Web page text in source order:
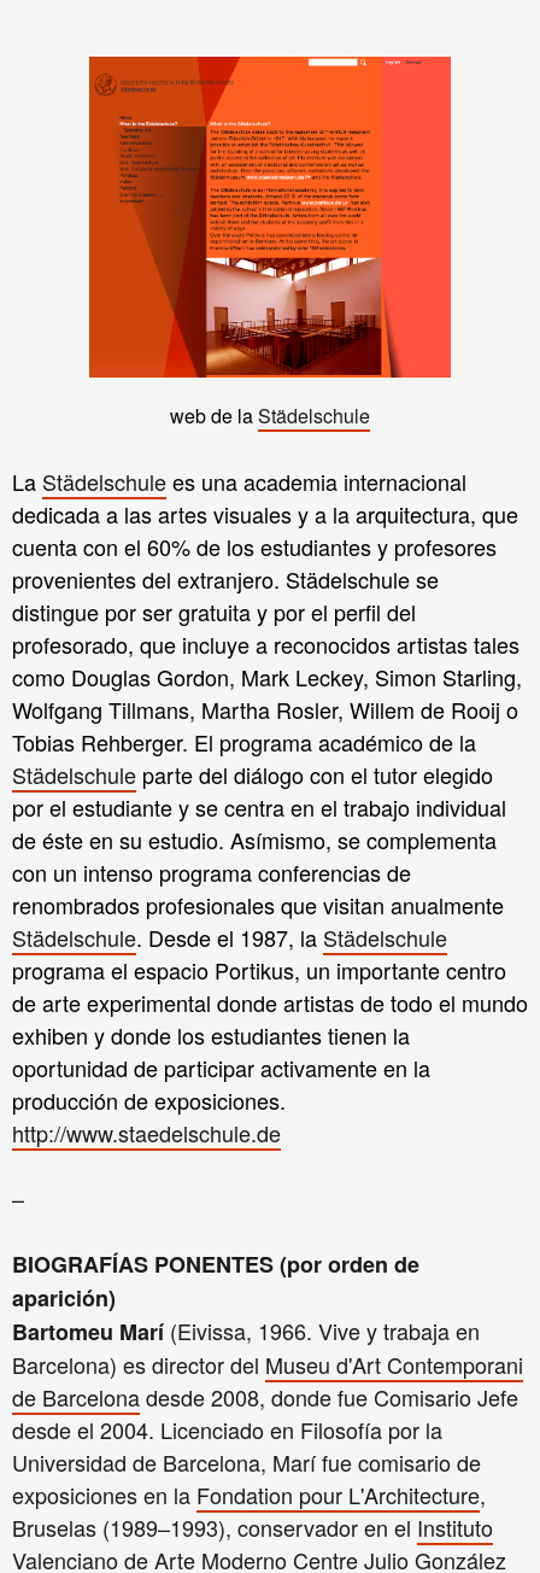
web de laStädelschule
La Städelschulees una academia internacional
dedicada a las artes visuales y a la arquitectura, que
cuenta con el 60% de los estudiantes y profesores
provenientes del extranjero. Städelschule se
distingue por ser gratuita y por el perfil del
profesorado, que incluye a reconocidos artistas tales
como Douglas Gordon, Mark Leckey, Simon Starling,
Wolfgang Tillmans, Martha Rosler, Willem de Rooij o
Tobias Rehberger. El programa académico de la
Städelschule parte del diálogo con el tutor elegido
por el estudiante y se centra en el trabajo individual
de éste en su estudio. Asímismo, se complementa
con un intenso programa conferencias de
renombrados profesionales que visitan anualmente
Städelschule. Desde el 1987, la Städelschule
programa el espacio Portikus, un importante centro
de arte experimental donde artistas de todo el mundo
exhiben y donde los estudiantes tienen la
oportunidad de participar activamente en la
producción de exposiciones.
http://www.staedelschule.de
–
BIOGRAFÍAS PONENTES (por orden de
aparición)
Bartomeu Marí (Eivissa, 1966. Vive y trabaja en
Barcelona) es director del Museu d'Art Contemporani
de Barcelonadesde 2008, donde fue Comisario Jefe
desde el 2004. Licenciado en Filosofía por la
Universidad de Barcelona, Marí fue comisario de
exposiciones en la Fondation pour L'Architecture,
Bruselas (1989–1993), conservador en el Instituto
Valenciano de Arte Moderno Centre Julio González